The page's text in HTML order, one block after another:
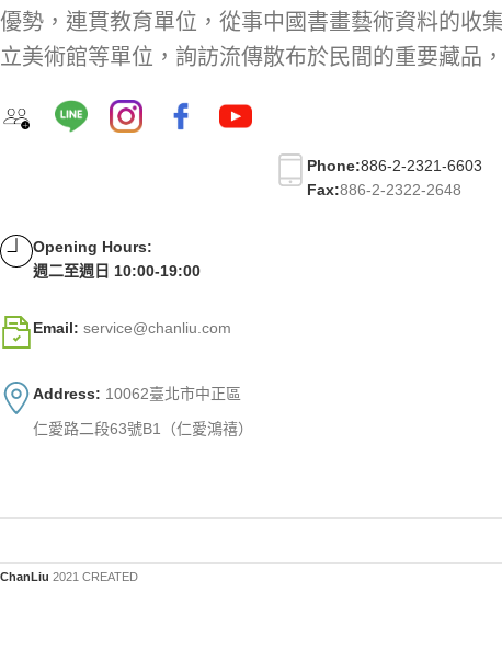
優勢，連貫教育單位，從事中國書畫藝術資料的收
立美術館等單位，詢訪流傳散布於民間的重要藏品
Phone:886-2-2321-6603
Fax:886-2-2322-2648
Opening Hours:
週二至週日 10:00-19:00
Email: service@chanliu.com
Address: 10062臺北市中正區
仁愛路二段63號B1（仁愛鴻禧）
ChanLiu 2021 CREATED